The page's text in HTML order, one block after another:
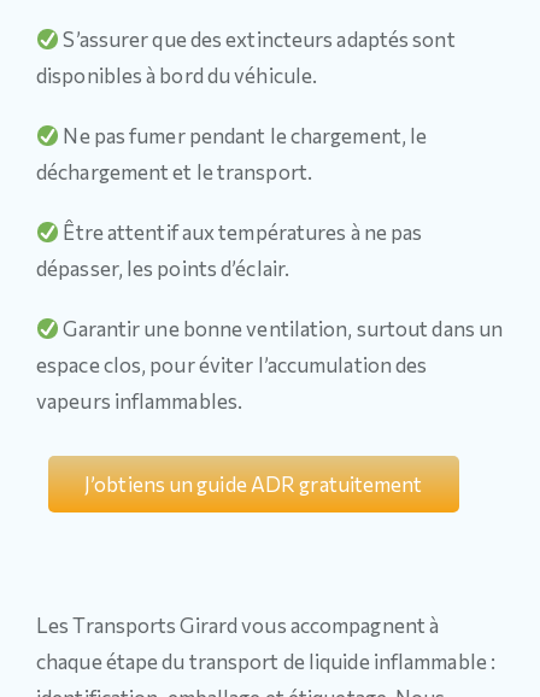
S’assurer que des extincteurs adaptés sont
disponibles à bord du véhicule.
Ne pas fumer pendant le chargement, le
déchargement et le transport.
Être attentif aux températures à ne pas
dépasser, les points d’éclair.
Garantir une bonne ventilation, surtout dans un
espace clos, pour éviter l’accumulation des
vapeurs inflammables.
J’obtiens un guide ADR gratuitement
Les Transports Girard vous accompagnent à
chaque étape du transport de liquide inflammable :